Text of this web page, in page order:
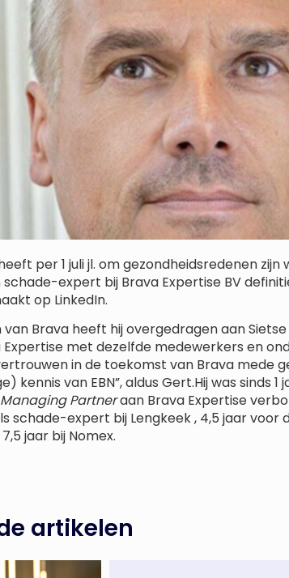
per 1 juli jl. om gezondheidsredenen
expert bij Brava Expertise BV
op LinkedIn.
Brava heeft hij overgedragen aan Sietse
Expertise met dezelfde medewerkers en
in de toekomst van Brava mede
kennis van EBN”, aldus Gert.Hij was sinds 1
Managing Partneraan Brava Expertise
schade-expert bij Lengkeek , 4,5 jaar voor
jaar bij Nomex.
artikelen